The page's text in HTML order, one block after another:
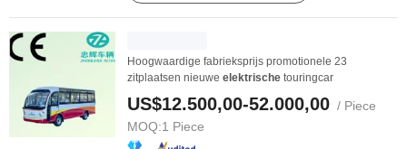
Hoogwaardige fabrieksprijs promotionele 23
zitplaatsen nieuwe elektrische touringcar
US$12.500,00-52.000,00 / Piece
MOQ:1 Piece